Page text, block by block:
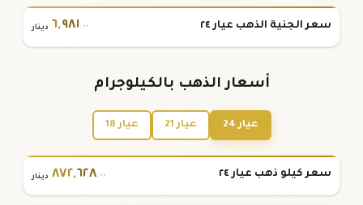
سعر الجنية الذهب عيار ٢٤ ٦,٩٨١.٠٠ دينار
أسعار الذهب بالكيلوجرام
عيار 24 عيار 21 عيار 18
سعر كيلو ذهب عيار ٢٤ ٨٧٢,٦٢٨.٠٠ دينار